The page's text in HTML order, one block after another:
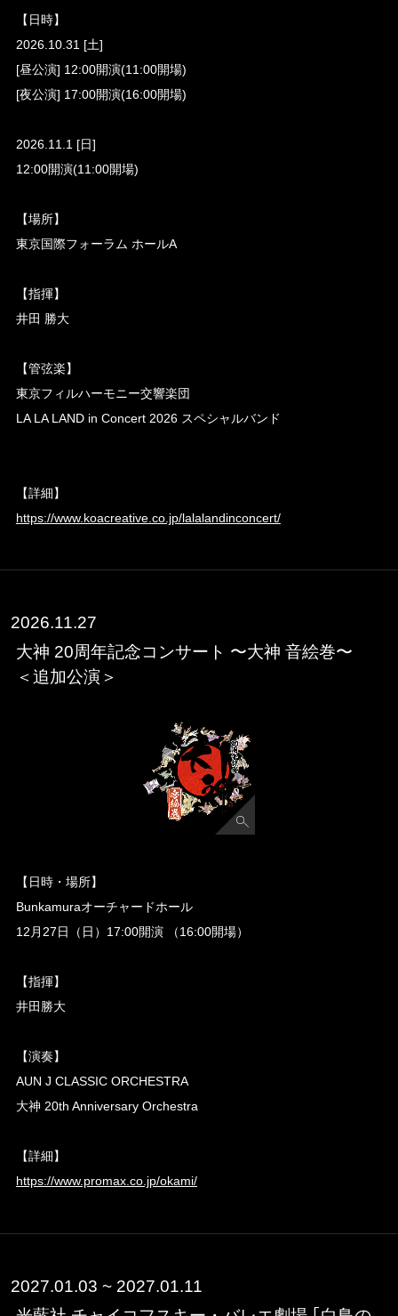
【日時】
2026.10.31 [土]
[昼公演] 12:00開演(11:00開場)
[夜公演] 17:00開演(16:00開場)
2026.11.1 [日]
12:00開演(11:00開場)
【場所】
東京国際フォーラム ホールA
【指揮】
井田 勝大
【管弦楽】
東京フィルハーモニー交響楽団
LA LA LAND in Concert 2026 スペシャルバンド
【詳細】
https://www.koacreative.co.jp/lalalandinconcert/
2026.11.27
大神 20周年記念コンサート 〜大神 音絵巻〜
＜追加公演＞
【日時・場所】
Bunkamuraオーチャードホール
12月27日（日）17:00開演 （16:00開場）
【指揮】
井田勝大
【演奏】
AUN J CLASSIC ORCHESTRA
大神 20th Anniversary Orchestra
【詳細】
https://www.promax.co.jp/okami/
2027.01.03 ~ 2027.01.11